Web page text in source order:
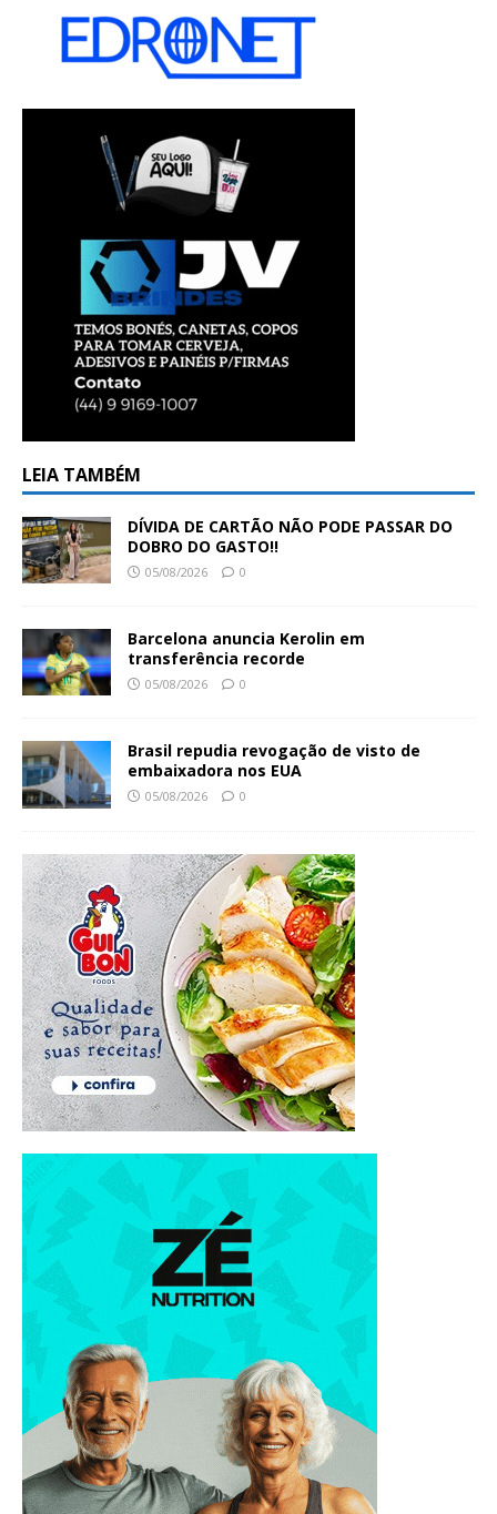
LEIA TAMBÉM
DÍVIDA DE CARTÃO NÃO PODE PASSAR DO
DOBRO DO GASTO!!
05/08/2026 0
Barcelona anuncia Kerolin em
transferência recorde
05/08/2026 0
Brasil repudia revogação de visto de
embaixadora nos EUA
05/08/2026 0